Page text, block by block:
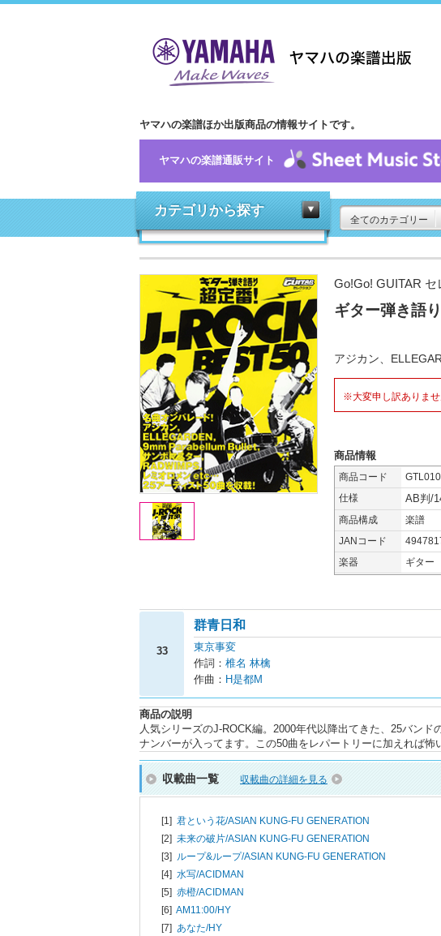
ヤマハの楽譜ほか出版商品の情報サイトです。
ヤマハの楽譜通販サイト
カテゴリから探す
全てのカテゴリー
Go!Go! GUITAR セ
ギター弾き語
アジカン、
※大変申し訳ありませ
商品情報
商品コード
仕様
AB判/
商品構成
楽譜
JANコード
楽器
ギター
33
群青日和
東京事変
作詞： 椎名 林檎
作曲： H是都M
商品の説明
人気シリーズのJ-ROCK編。2000年代以降出てきた、25バン
ナンバーが入ってます。この50曲をレパートリーに加えれば怖
収載曲一覧 収載曲の詳細を見る
[1] 君という花/ASIAN KUNG-FU GENERATION
[2] 未来の破片/ASIAN KUNG-FU GENERATION
[3] ループ&ループ/ASIAN KUNG-FU GENERATION
[4] 水写/ACIDMAN
[5] 赤橙/ACIDMAN
[6] AM11:00/HY
[7] あなた/HY